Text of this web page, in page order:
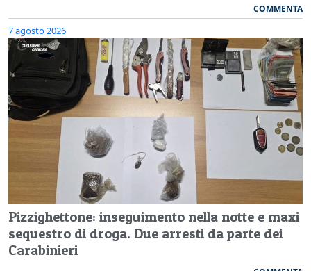
COMMENTA
7 agosto 2026
Pizzighettone: inseguimento nella notte e maxi
sequestro di droga. Due arresti da parte dei
Carabinieri